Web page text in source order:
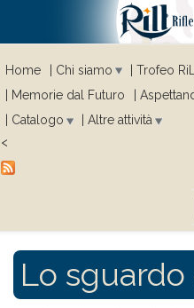
Home Chi siamo Trofeo
Memorie dal Futuro
Catalogo
Altre attività
<
Lo sguardo